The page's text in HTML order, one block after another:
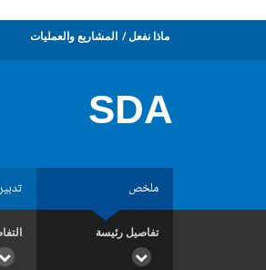
ماذا نفعل المشاريع والعمليات
SDA
ملخص
تفاصيل رئيسة